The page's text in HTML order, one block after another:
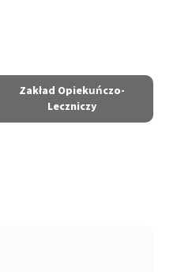
Zakład Opiekuńczo-
Leczniczy